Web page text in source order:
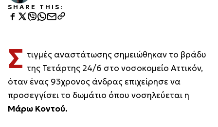
SHARE THIS:
Σ τιγμές αναστάτωσης σημειώθηκαν το βράδυ
της Τετάρτης 24/6 στο νοσοκομείο Αττικόν,
όταν ένας 93χρονος άνδρας επιχείρησε να
προσεγγίσει το δωμάτιο όπου νοσηλεύεται η
Μάρω Κοντού.